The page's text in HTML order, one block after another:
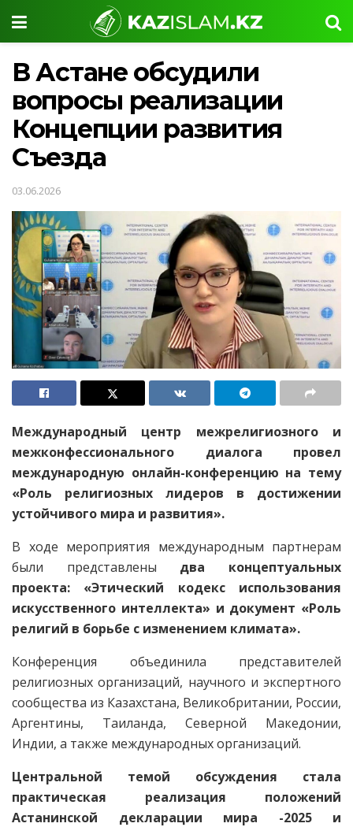
В Астане обсудили
вопросы реализации
Концепции развития
Съезда
03.06.2026
Международный центр межрелигиозного и
межконфессионального диалога провел
международную онлайн-конференцию на тему
«Роль религиозных лидеров в достижении
устойчивого мира и развития».
В ходе мероприятия международным партнерам
были представлены два концептуальных
проекта: «Этический кодекс использования
искусственного интеллекта» и документ «Роль
религий в борьбе с изменением климата».
Конференция объединила представителей
религиозных организаций, научного и экспертного
сообщества из Казахстана, Великобритании, России,
Аргентины, Таиланда, Северной Македонии,
Индии, а также международных организаций.
Центральной темой обсуждения стала
практическая реализация положений
Астанинской декларации мира -2025 и